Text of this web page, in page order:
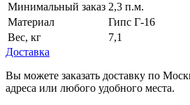
Минимальный заказ 2,3 п.м.
Материал
Гипс Г-16
Вес, кг
7,1
Доставка
Вы можете заказать доставку по
адреса или любого удобного места.